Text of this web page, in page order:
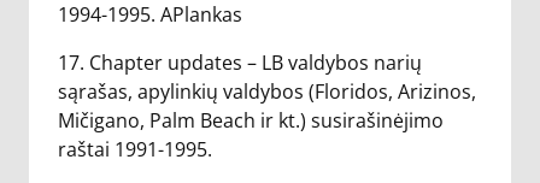
1994-1995. APlankas
17. Chapter updates – LB valdybos narių
sąrašas, apylinkių valdybos (Floridos, Arizinos,
Mičigano, Palm Beach ir kt.) susirašinėjimo
raštai 1991-1995.